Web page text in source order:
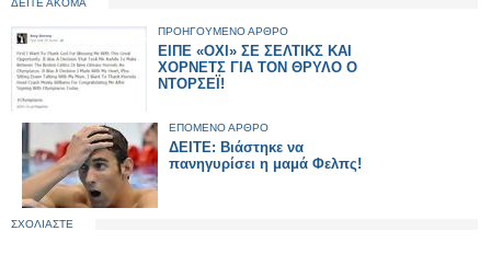
ΔΕΙΤΕ ΑΚΟΜΑ
ΠΡΟΗΓΟΥΜΕΝΟ ΑΡΘΡΟ
ΕΙΠΕ «ΟΧΙ» ΣΕ ΣΕΛΤΙΚΣ ΚΑΙ
ΧΟΡΝΕΤΣ ΓΙΑ ΤΟΝ ΘΡΥΛΟ Ο
ΝΤΟΡΣΕΪ!
ΕΠΟΜΕΝΟ ΑΡΘΡΟ
ΔΕΙΤΕ: Βιάστηκε να
πανηγυρίσει η μαμά Φελπς!
ΣΧΟΛΙΑΣΤΕ